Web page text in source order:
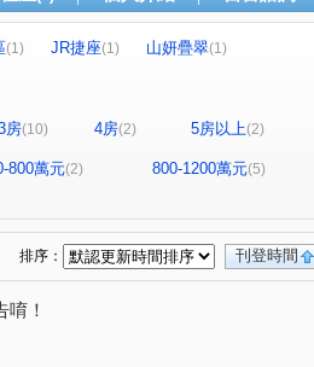
(1) JR捷座(1) 山妍疊翠(1)
大樓區
杏林二路 市民大道四段(1) 尊賢街
大屯路 和平西路三段(1)
新民路(1)
房(10) 4房(2) 5房以上(2)
800萬元(2) 800-1200萬元(5)
刊登時間
排序：
！